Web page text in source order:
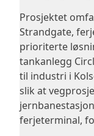
Prosjektet
Strandgate,
prioriterte
tankanlegg
til industri i
slik at
ferjeterminal,